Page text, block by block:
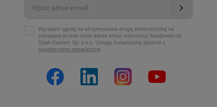
Wyrażam zgodę na otrzymywanie drogą elektroniczną na
wskazany przeze mnie adres email informacji handlowej od
Opak-System Sp. z o.o. Usługa świadczona zgodnie z
regulaminem newslettera